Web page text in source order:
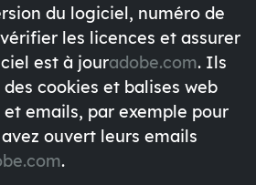
du logiciel, numéro de
les licences et assurer
est à jouradobe.com. Ils
cookies et balises web
et emails, par exemple pour
ouvert leurs emails
.